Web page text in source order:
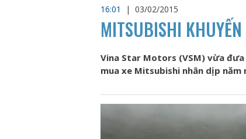
16:01
| 03/02/2015
MITSUBISHI
Vina Star Motors (VSM) vừa
mua xe Mitsubishi nhân dịp năm